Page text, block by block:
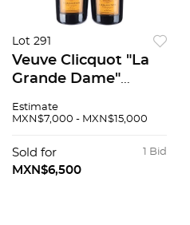
Lot 291
Veuve Clicquot "La
Grande Dame"
Vintage: 1989
Piezas: 3 95 / 100
Estimate
MXN$7,000 - MXN$15,000
1 Bid
Sold for
MXN$6,500